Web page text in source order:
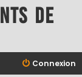
de
Connexion